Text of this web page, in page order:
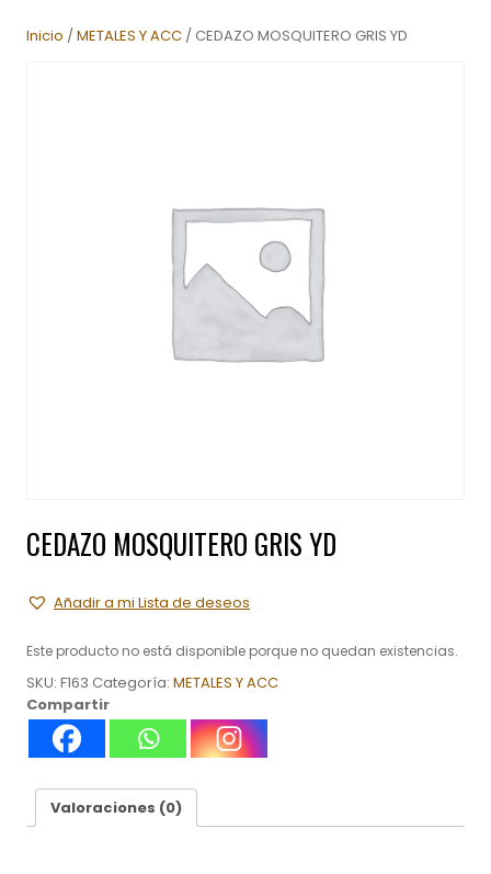
Inicio /METALES Y ACC / CEDAZO MOSQUITERO GRIS YD
CEDAZO MOSQUITERO GRIS YD
Añadir a mi Lista de deseos
Este producto no está disponible porque no quedan existencias.
SKU: F163 Categoría: METALES Y ACC
Compartir
Valoraciones (0)